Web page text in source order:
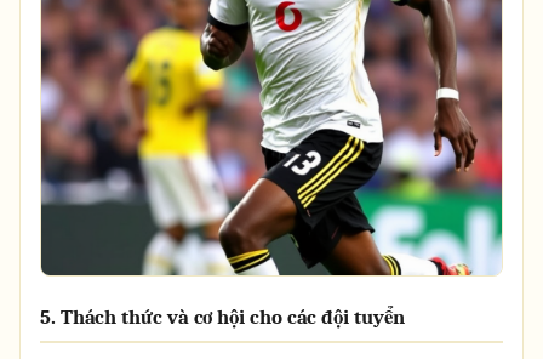
5. Thách thức và cơ hội cho các đội tuyển